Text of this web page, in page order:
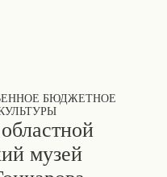
БЮДЖЕТНОЕ
музей